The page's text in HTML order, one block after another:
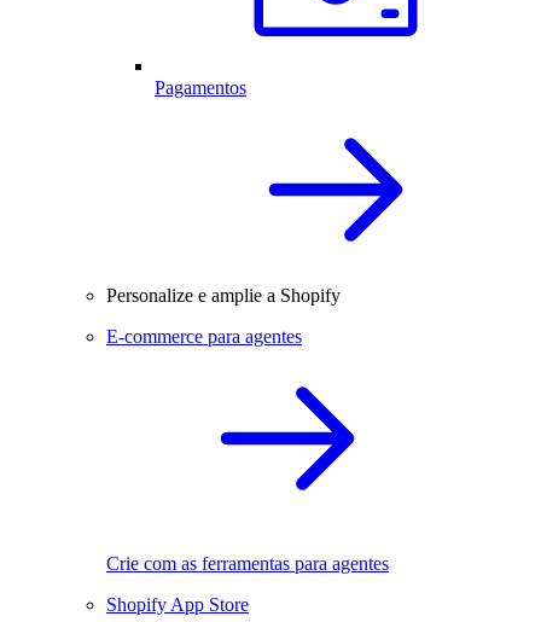
Pagamentos
Personalize e amplie a Shopify
E-commerce para agentes
Crie com as ferramentas para agentes
Shopify App Store